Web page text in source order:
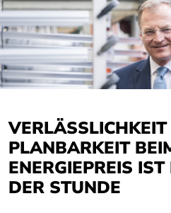
PLANBARKEIT
ENERGIEPREIS
DER STUNDE